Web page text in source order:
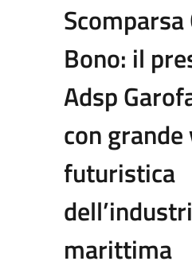
Bono: il
Adsp
con
futuristica
marittima